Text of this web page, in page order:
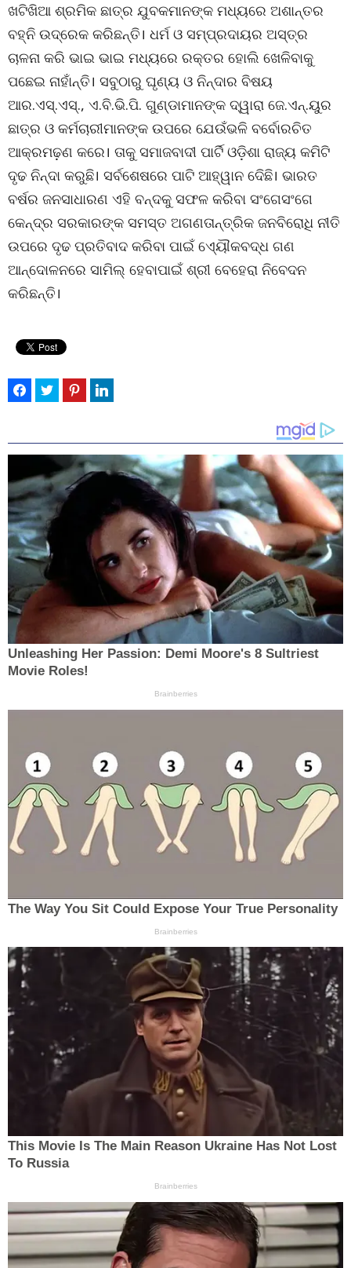
ଖଟିଖିଆ ଶ୍ରମିକ ଛାତ୍ର ଯୁବକମାନଙ୍କ ମଧ୍ୟରେ ଅଶାନ୍ତର
ବହ୍ନି ଉଦ୍ରେକ କରିଛନ୍ତି। ଧର୍ମ ଓ ସମ୍ପ୍ରଦାୟର ଅସ୍ତ୍ର
ଚାଳନା କରି ଭାଇ ଭାଇ ମଧ୍ୟରେ ରକ୍ତର ହୋଲି ଖେଳିବାକୁ
ପଛେଇ ନାହାଁନ୍ତି। ସବୁଠାରୁ ଘୃଣ୍ୟ ଓ ନିନ୍ଦାର ବିଷୟ
ଆର.ଏସ୍‌.ଏସ୍‌., ଏ.ବି.ଭି.ପି. ଗୁଣ୍ଡାମାନଙ୍କ ଦ୍ୱାରା ଜେ.ଏନ୍‌.ୟୁର
ଛାତ୍ର ଓ କର୍ମଚାରୀମାନଙ୍କ ଉପରେ ଯେଉଁଭଳି ବର୍ବୋରଚିତ
ଆକ୍ରମଢ଼ଣ କରେ। ତାକୁ ସମାଜବାଦୀ ପାର୍ଟି ଓଡ଼ିଶା ରାଜ୍ୟ କମିଟି
ଦୃଢ ନିନ୍ଦା କରୁଛି। ସର୍ବଶେଷରେ ପାଟି ଆହ୍ୱାନ ଦେିଛି। ଭାରତ
ବର୍ଷର ଜନସାଧାରଣ ଏହି ବନ୍ଦକୁ ସଫଳ କରିବା ସଂଗେସଂଗେ
କେନ୍ଦ୍ର ସରକାରଙ୍କ ସମସ୍ତ ଅଗଣତାନ୍ତ୍ରିକ ଜନବିରୋଧି ନୀତି
ଉପରେ ଦୃଢ ପ୍ରତିବାଦ କରିବା ପାଇଁ ଏ୍ୟୌକବଦ୍ଧ ଗଣ
ଆନ୍ଦୋଳନରେ ସାମିଲ୍ ହେବାପାଇଁ ଶ୍ରୀ ବେହେରା ନିବେଦନ
କରିଛନ୍ତି।